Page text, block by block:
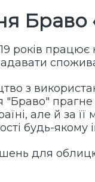
Браво
років
з
але й за
будь-якому
для